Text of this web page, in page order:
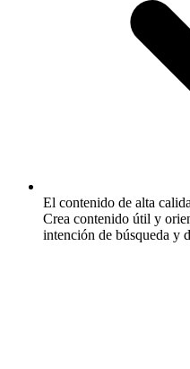
El contenido de alta
Crea contenido útil y
intención de búsqueda y